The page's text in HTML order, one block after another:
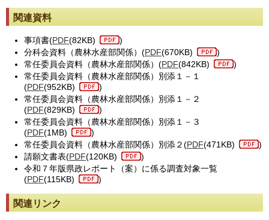
関連資料
事項書(PDF(82KB)
)
分科会資料（農林水産部関係）(PDF(670KB)
)
常任委員会資料（農林水産部関係）(PDF(842KB)
)
常任委員会資料（農林水産部関係）別添１－１
(PDF(952KB)
)
常任委員会資料（農林水産部関係）別添１－２
(PDF(829KB)
)
常任委員会資料（農林水産部関係）別添１－３
(PDF(1MB)
)
常任委員会資料（農林水産部関係）別添２(PDF(471KB)
)
請願文書表(PDF(120KB)
)
令和７年版県政レポート（案）に係る調査対象一覧
(PDF(115KB) )
関連リンク